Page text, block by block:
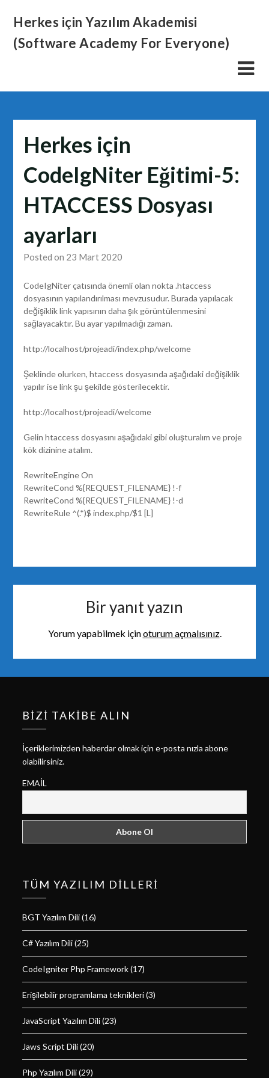
content
Herkes için Yazılım Akademisi
(Software Academy For Everyone)
Herkes için
CodeIgNiter Eğitimi-5:
HTACCESS Dosyası
ayarları
Posted on 23 Mart 2020
CodeIgNiter çatısında önemli olan nokta .htaccess
dosyasının yapılandırılması mevzusudur. Burada yapılacak
değişiklik link yapısının daha şık görüntülenmesini
sağlayacaktır. Bu ayar yapılmadığı zaman.
http://localhost/projeadi/index.php/welcome
Şeklinde olurken, htaccess dosyasında aşağıdaki değişiklik
yapılır ise link şu şekilde gösterilecektir.
http://localhost/projeadi/welcome
Gelin htaccess dosyasını aşağıdaki gibi oluşturalım ve proje
kök dizinine atalım.
RewriteEngine On
RewriteCond %{REQUEST_FILENAME} !-f
RewriteCond %{REQUEST_FILENAME} !-d
RewriteRule ^(.*)$ index.php/$1 [L]
Bir yanıt yazın
Yorum yapabilmek içinoturum açmalısınız.
BIZI TAKIBE ALIN
İçeriklerimizden haberdar olmak için e-posta nızla abone
olabilirsiniz.
EMAIL
TÜM YAZILIM DILLERI
BGT Yazılım Dili(16)
C# Yazılım Dili(25)
CodeIgniter Php Framework(17)
Erişilebilir programlama teknikleri(3)
JavaScript Yazılım Dili(23)
Jaws Script Dili(20)
Php Yazılım Dili(29)